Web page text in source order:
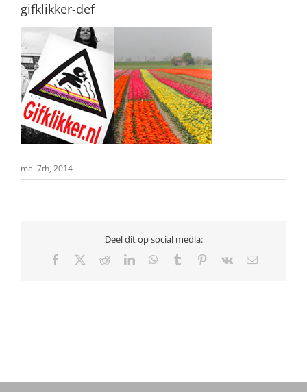
gifklikker-def
mei 7th, 2014
Deel dit op social media:
Facebook RedditLinkedInWhatsApp
Tumblr Pinterest
Vk
E-